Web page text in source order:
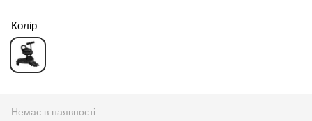
Колір
Немає в наявності